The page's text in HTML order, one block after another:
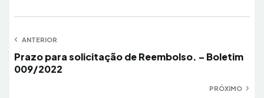
Navegação
de
Post
ANTERIOR
Anterior
Prazo para solicitação de Reembolso. – Boletim
009/2022
PRÓXIMO